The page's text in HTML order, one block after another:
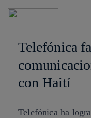
Telefónica
con Haití
Telefónica ha